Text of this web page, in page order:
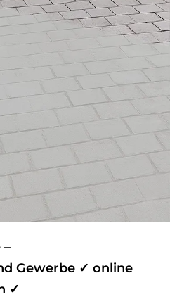
–
Gewerbe ✓ online
✓